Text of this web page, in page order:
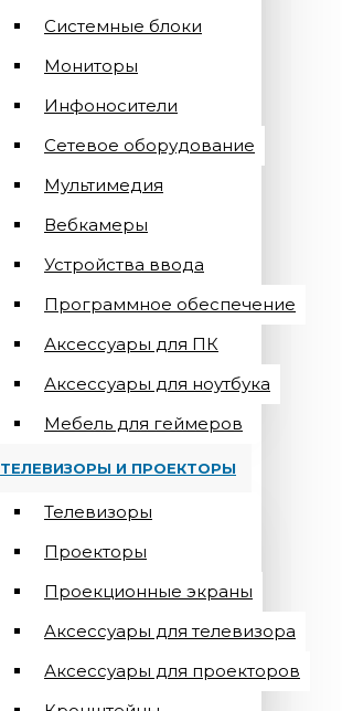
Системные блоки
Мониторы
Инфоносители
Сетевое оборудование
Мультимедия
Вебкамеры
Устройства ввода
Программное обеспечение
Аксессуары для ПК
Аксессуары для ноутбука
Мебель для геймеров
ТЕЛЕВИЗОРЫ И ПРОЕКТОРЫ
Телевизоры
Проекторы
Проекционные экраны
Aксессуары для телевизора
Аксессуары для проекторов